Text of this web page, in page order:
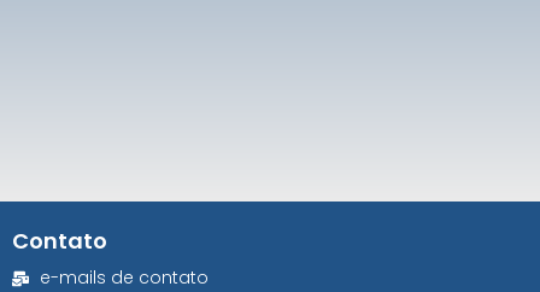
Contato
e-mails de contato